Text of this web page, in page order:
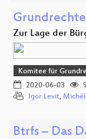
Zur Lage der
Komitee für
2020-06-03
Igor Levit,
Btrfs – Das